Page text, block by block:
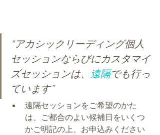
“アカシックリーディング個人
セッションならびにカスタマイ
ズセッションは、
遠隔でも行っ
ています”
遠隔セッションをご希望のかた
は、ご都合のよい候補日をいくつ
かご明記の上、お申込みください